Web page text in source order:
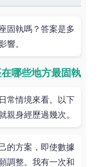
固執嗎？答案是多
響。
哪些地方最固執
常情境來看。以下
親身經歷過幾次。
的方案，即使數據
調整。我有一次和